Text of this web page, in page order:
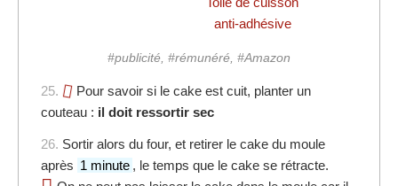
anti-adhésive
#publicité, #rémunéré, #Amazon
25.
Pour savoir si le cake est cuit, planter un
couteau : il doit ressortir sec
26. Sortir alors du four, et retirer le cake du moule
après 1 minute , le temps que le cake se rétracte.